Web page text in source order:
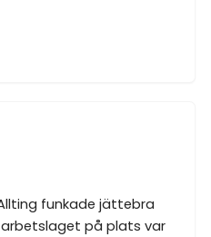
funkade jättebra
på plats var